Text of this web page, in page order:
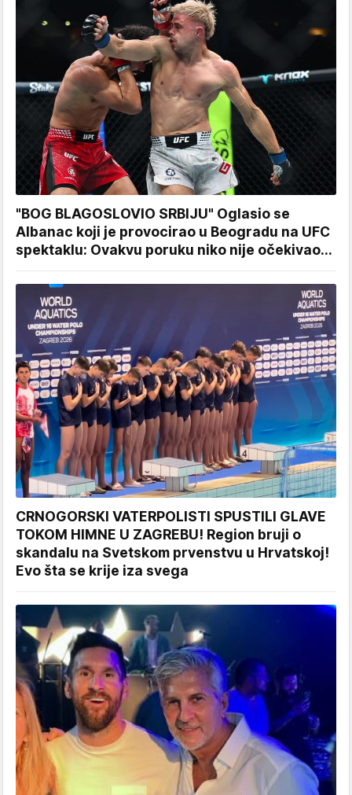
"BOG BLAGOSLOVIO SRBIJU" Oglasio se
Albanac koji je provocirao u Beogradu na UFC
spektaklu: Ovakvu poruku niko nije očekivao...
CRNOGORSKI VATERPOLISTI SPUSTILI GLAVE
TOKOM HIMNE U ZAGREBU! Region bruji o
skandalu na Svetskom prvenstvu u Hrvatskoj!
Evo šta se krije iza svega